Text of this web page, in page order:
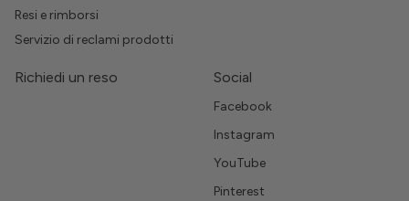
Resi e rimborsi
Servizio di reclami prodotti
Richiedi un reso Social
Facebook
Instagram
YouTube
Pinterest